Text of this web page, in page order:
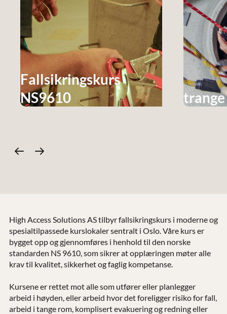
Fallsikringskurs
NS9610
High Access Solutions AS tilbyr fallsikringskurs i moderne og
spesialtilpassede kurslokaler sentralt i Oslo. Våre kurs er
bygget opp og gjennomføres i henhold til den norske
standarden NS 9610, som sikrer at opplæringen møter alle
krav til kvalitet, sikkerhet og faglig kompetanse.
Kursene er rettet mot alle som utfører eller planlegger
arbeid i høyden, eller arbeid hvor det foreligger risiko for fall,
arbeid i tange rom, komplisert evakuering og redning eller